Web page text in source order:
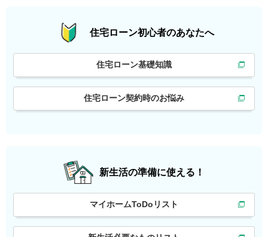
住宅ローン初心者のあなたへ
住宅ローン基礎知識
住宅ローン契約時のお悩み
新生活の準備に使える！
マイホームToDoリスト